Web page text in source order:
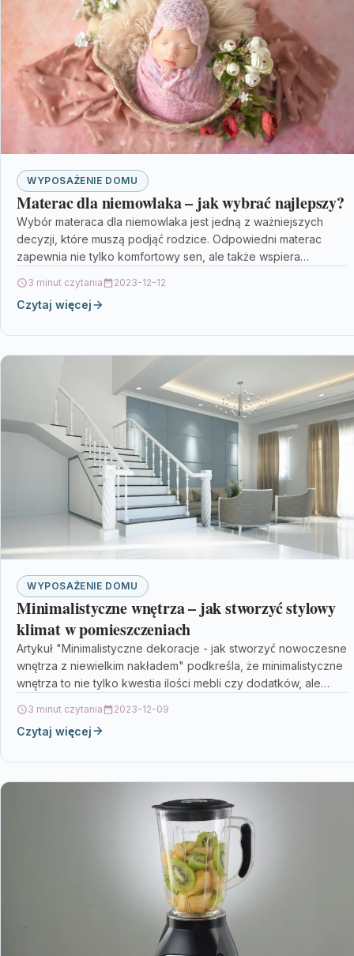
WYPOSAŻENIE DOMU
Materac dla niemowlaka – jak wybrać najlepszy?
Wybór materaca dla niemowlaka jest jedną z ważniejszych
decyzji, które muszą podjąć rodzice. Odpowiedni materac
zapewnia nie tylko komfortowy sen, ale także wspiera
3 minut czytania 2023-12-12
Czytaj więcej
WYPOSAŻENIE DOMU
Minimalistyczne wnętrza – jak stworzyć stylowy
klimat w pomieszczeniach
Artykuł "Minimalistyczne dekoracje - jak stworzyć nowoczesne
wnętrza z niewielkim nakładem" podkreśla, że minimalistyczne
wnętrza to nie tylko kwestia ilości mebli czy dodatków, ale…
3 minut czytania 2023-12-09
Czytaj więcej